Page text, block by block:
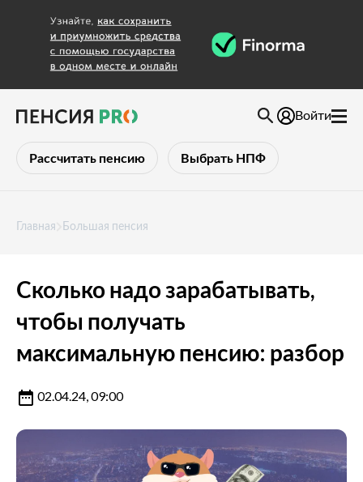
Рассчитать пенсию Выбрать НПФ
Войти
Главная Большая пенсия
Сколько надо зарабатывать,
чтобы получать
максимальную пенсию: разбор
02.04.24, 09:00